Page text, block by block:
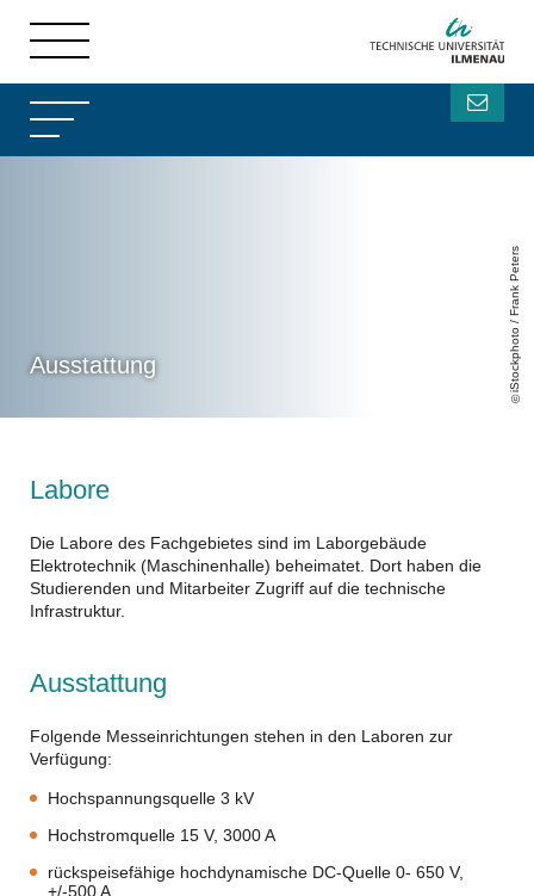
Ausstattung iStockphoto / Frank Peters
Labore
Die Labore des Fachgebietes sind im Laborgebäude
Elektrotechnik (Maschinenhalle) beheimatet. Dort haben die
Studierenden und Mitarbeiter Zugriff auf die technische
Infrastruktur.
Ausstattung
Folgende Messeinrichtungen stehen in den Laboren zur
Verfügung:
Hochspannungsquelle 3 kV
Hochstromquelle 15 V, 3000 A
rückspeisefähige hochdynamische DC-Quelle 0- 650 V,
+/-500 A